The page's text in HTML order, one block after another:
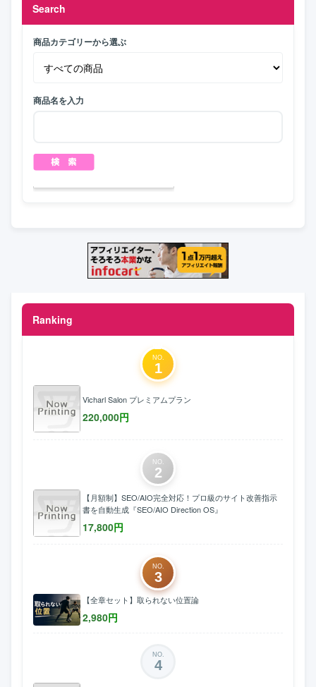
Search
商品カテゴリーから選ぶ
商品名を入力
Ranking
NO.
1
Vicharl Salon プレミアムプラン
220,000円
NO.
2
【月額制】SEO/AIO完全対応！プロ級のサイト改善指示
書を自動生成『SEO/AIO Direction OS』
17,800円
NO.
3
【全章セット】取られない位置論
2,980円
NO.
4